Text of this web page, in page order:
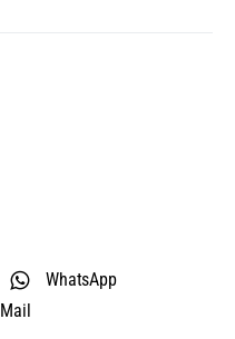
WhatsApp
Mail